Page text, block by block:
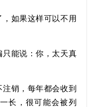
如果这样可以不用
能说：你，太天真
销，每年都会收到
长，很可能会被列